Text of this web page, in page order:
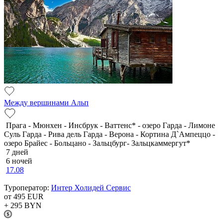
Между вершинами Альп
Прага - Мюнхен - Инсбрук - Ваттенс* - озеро Гарда - Лимоне
Суль Гарда - Рива дель Гарда - Верона - Кортина Д`Ампеццо -
озеро Брайес - Больцано - Зальцбург- Зальцкаммергут*
7 дней
6 ночей
17.08
Туроператор: Интер Холидей Сервис
от 495 EUR
+ 295 BYN